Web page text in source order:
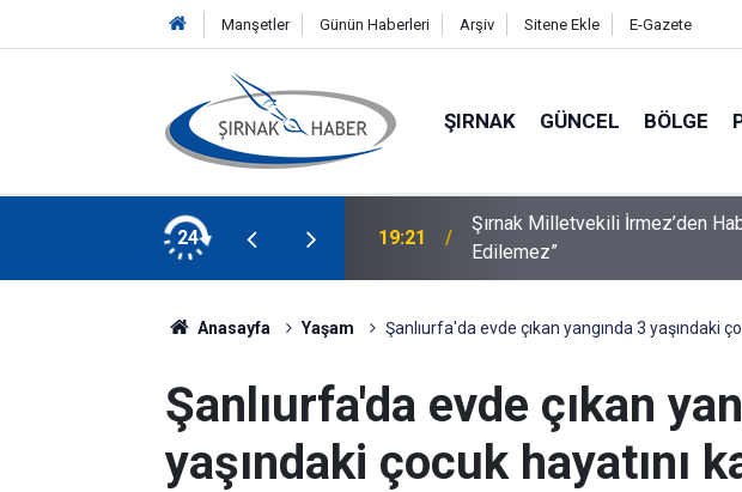
Manşetler Günün Haberleri Arşiv Sitene Ekle E-Gazete
ŞIRNAK GÜNCEL BÖLGE
24
Kapısı Tepkisi: “Artık Kabul
18:47 7 Ağustos Şırnak'ta Günün Öne
Anasayfa Yaşam Şanlıurfa'da evde çıkan yangında 3 yaşındaki
Şanlıurfa'da evde çıkan
yaşındaki çocuk hayatını